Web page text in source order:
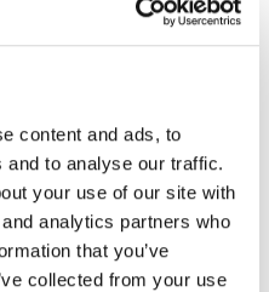
content and ads, to
to analyse our traffic.
your use of our site with
analytics partners who
that you’ve
collected from your use
mondo del lavoro
lingua inglese
anni, dichiaro di acconsentire
in conformità